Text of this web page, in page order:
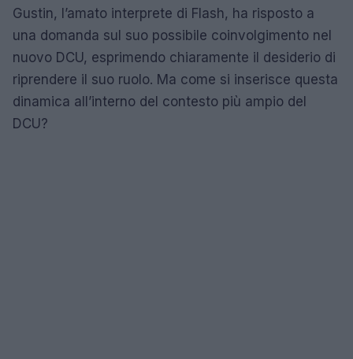
Gustin, l’amato interprete di Flash, ha risposto a
una domanda sul suo possibile coinvolgimento nel
nuovo DCU, esprimendo chiaramente il desiderio di
riprendere il suo ruolo. Ma come si inserisce questa
dinamica all’interno del contesto più ampio del
DCU?